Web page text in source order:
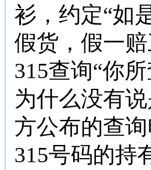
衫，约定“如
假货，假一
315查询“你
为什么没有
方公布的查
315号码的持